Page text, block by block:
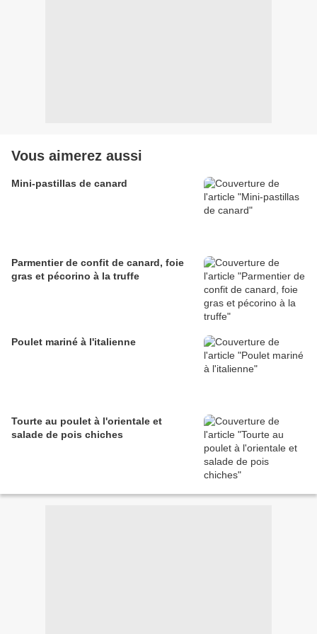
Vous aimerez aussi
Mini-pastillas de canard
Parmentier de confit de canard, foie
gras et pécorino à la truffe
Poulet mariné à l'italienne
Tourte au poulet à l'orientale et
salade de pois chiches